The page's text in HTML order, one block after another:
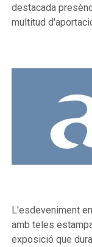
destacada
multitud
L'esdeveniment
amb teles
exposició que